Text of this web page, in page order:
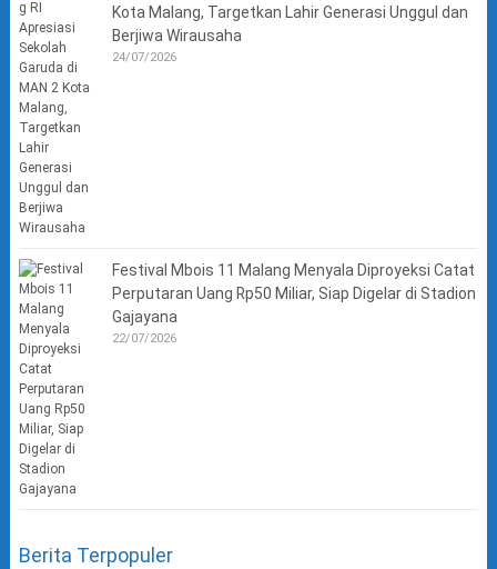
Kota Malang, Targetkan Lahir Generasi Unggul dan
Berjiwa Wirausaha
24/07/2026
Festival Mbois 11 Malang Menyala Diproyeksi Catat
Perputaran Uang Rp50 Miliar, Siap Digelar di Stadion
Gajayana
22/07/2026
Berita Terpopuler